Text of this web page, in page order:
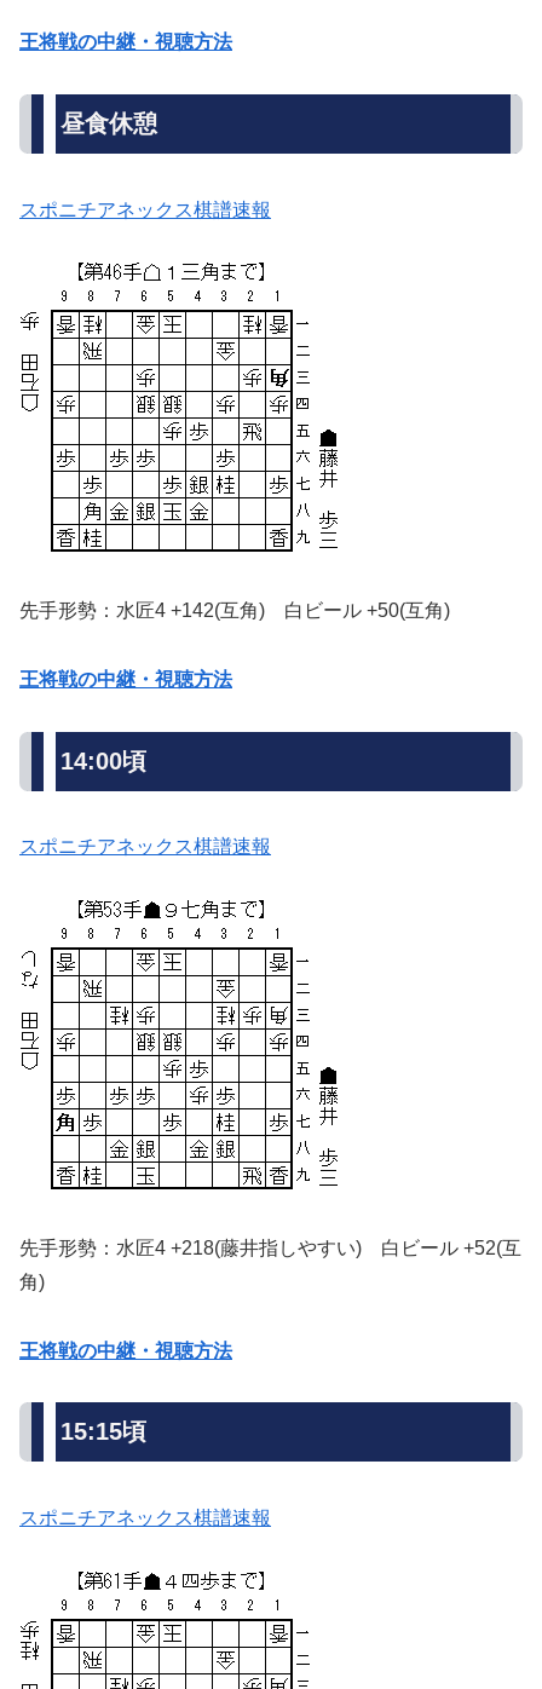
王将戦の中継・視聴方法
昼食休憩
スポニチアネックス棋譜速報
先手形勢：水匠4 +142(互角) 白ビール +50(互角)
王将戦の中継・視聴方法
14:00頃
スポニチアネックス棋譜速報
先手形勢：水匠4 +218(藤井指しやすい) 白ビール +52(互
角)
王将戦の中継・視聴方法
15:15頃
スポニチアネックス棋譜速報